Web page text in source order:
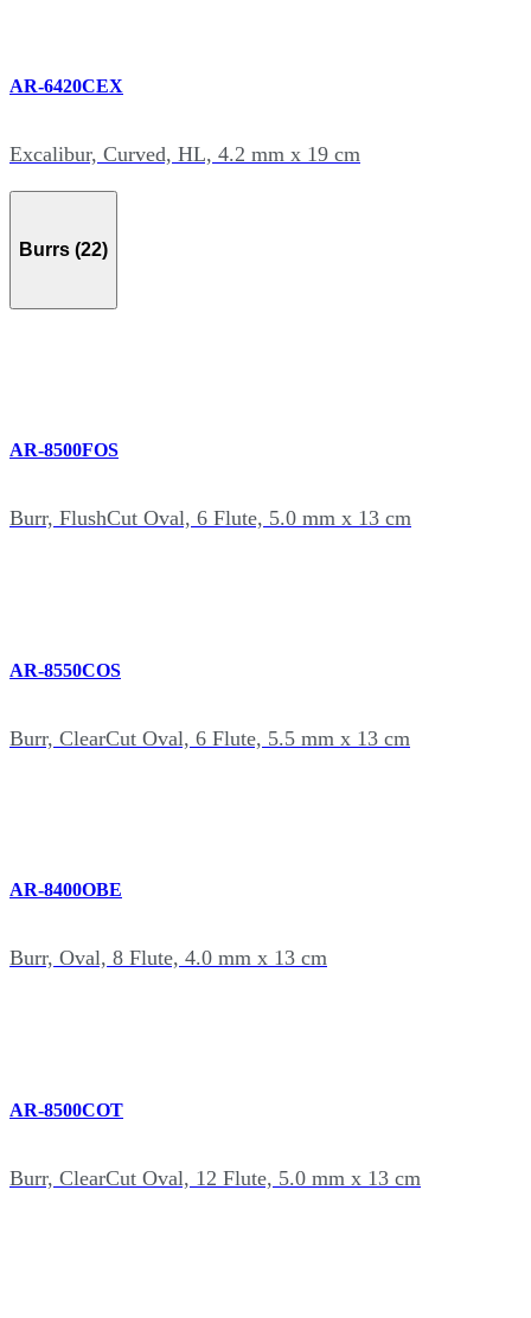
AR-6420CEX
Excalibur, Curved, HL, 4.2 mm x 19 cm
Burrs (22)
AR-8500FOS
Burr, FlushCut Oval, 6 Flute, 5.0 mm x 13 cm
AR-8550COS
Burr, ClearCut Oval, 6 Flute, 5.5 mm x 13 cm
AR-8400OBE
Burr, Oval, 8 Flute, 4.0 mm x 13 cm
AR-8500COT
Burr, ClearCut Oval, 12 Flute, 5.0 mm x 13 cm